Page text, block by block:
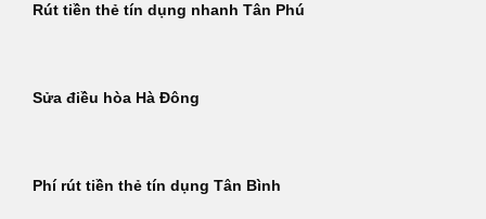
Rút tiền thẻ tín dụng nhanh Tân Phú
Sửa điều hòa Hà Đông
Phí rút tiền thẻ tín dụng Tân Bình